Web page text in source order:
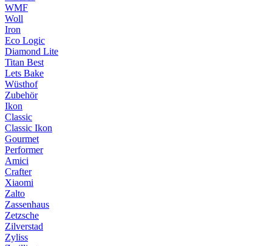
WMF
Woll
Iron
Eco Logic
Diamond Lite
Titan Best
Lets Bake
Wüsthof
Zubehör
Ikon
Classic
Classic Ikon
Gourmet
Performer
Amici
Crafter
Xiaomi
Zalto
Zassenhaus
Zetzsche
Zilverstad
Zyliss